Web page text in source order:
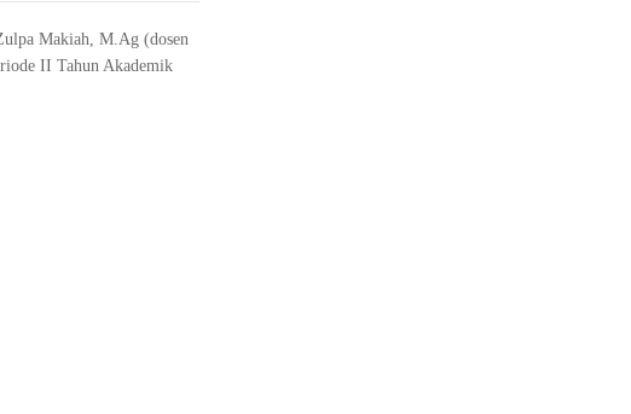
Makiah, M.Ag (dosen
II Tahun Akademik